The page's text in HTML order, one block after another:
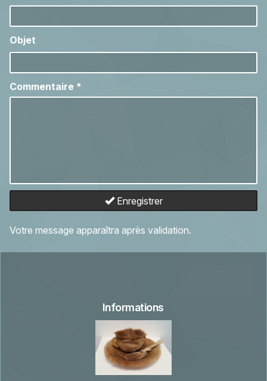
Objet
Commentaire *
Enregistrer
Votre message apparaîtra après validation.
Informations